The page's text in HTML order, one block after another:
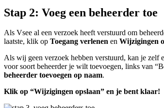
Stap 2: Voeg een beheerder toe
Als Vsee al een verzoek heeft verstuurd om
laatste, klik op Toegang verlenen en Wijzigingen
Als wij geen verzoek hebben verstuurd, kan je zelf
voor soort beheerder je wilt toevoegen, links van
beheerder toevoegen op naam.
Klik op “Wijzigingen opslaan” en je bent klaar!